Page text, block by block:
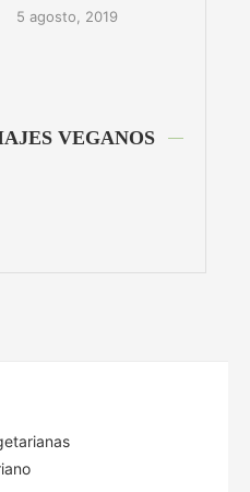
5 agosto, 2019
VEGANOS